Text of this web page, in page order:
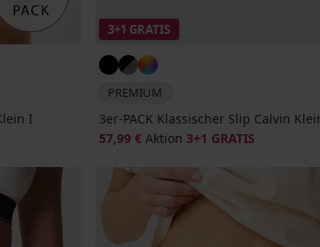
I
3+1 GRATIS
PREMIUM
3er-PACK Klassischer Slip Calvin
57,99 € Aktion 3+1 GRATIS